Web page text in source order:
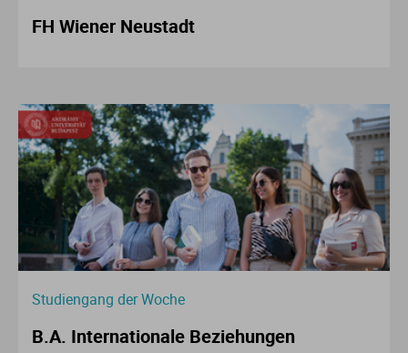
FH Wiener Neustadt
Studiengang der Woche
B.A. Internationale Beziehungen